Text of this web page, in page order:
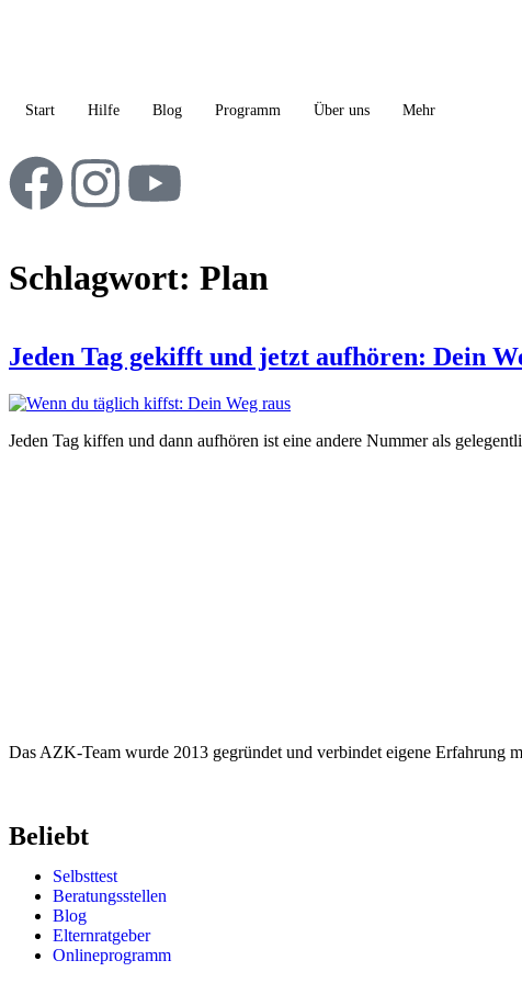
Start Hilfe Blog Programm Über uns Mehr
Schlagwort: Plan
Jeden Tag gekifft und jetzt aufhören: Dein
Jeden Tag kiffen und dann aufhören ist eine andere Nummer als
Das AZK-Team wurde 2013 gegründet und verbindet eigene Erfahrung
Beliebt
Selbsttest
Beratungsstellen
Blog
Elternratgeber
Onlineprogramm